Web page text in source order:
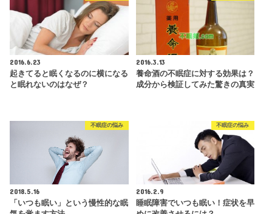
2016.6.23
起きてると眠くなるのに横になる
と眠れないのはなぜ？
2016.3.13
養命酒の不眠症に対する効果は？
成分から検証してみた驚きの真実
不眠症の悩み
2018.5.16
「いつも眠い」という慢性的な眠
不眠症の悩み
2016.2.9
睡眠障害でいつも眠い！症状を早